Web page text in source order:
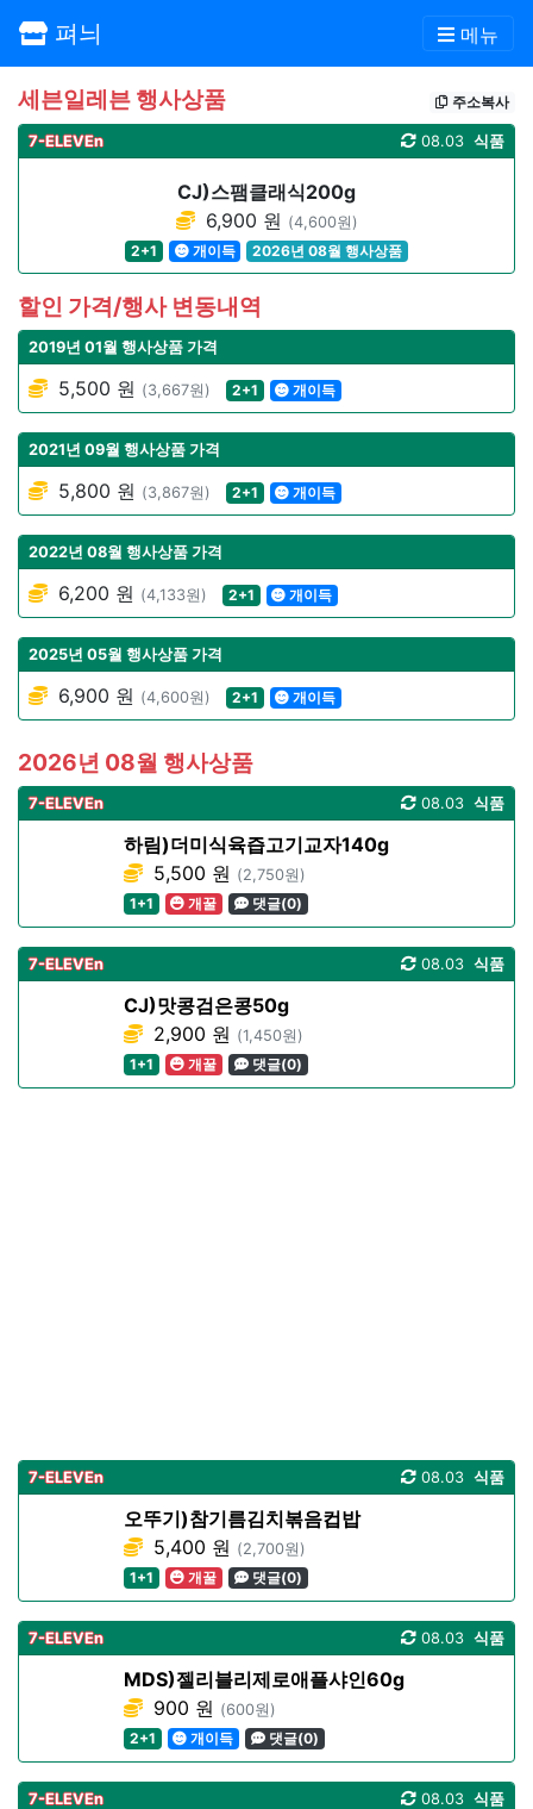
펴늬 메뉴
세븐일레븐 행사상품 주소복사
7-ELEVEn 식품
08.03
CJ)스팸클래식200g
6,900 원 (4,600원)
2+1
개이득 2026년 08월 행사상품
할인 가격/행사 변동내역
2019년 01월 행사상품 가격
5,500 원 (3,667원) 2+1 개이득
2021년 09월 행사상품 가격
5,800 원 (3,867원) 2+1 개이득
2022년 08월 행사상품 가격
6,200 원 (4,133원) 2+1 개이득
2025년 05월 행사상품 가격
6,900 원 (4,600원) 2+1 개이득
2026년 08월 행사상품
7-ELEVEn 식품
08.03
하림)더미식육즙고기교자140g
5,500 원 (2,750원)
1+1
개꿀 댓글(0)
7-ELEVEn 식품
08.03
CJ)맛콩검은콩50g
2,900 원 (1,450원)
1+1
개꿀 댓글(0)
7-ELEVEn 식품
08.03
오뚜기)참기름김치볶음컵밥
5,400 원 (2,700원)
1+1
개꿀 댓글(0)
7-ELEVEn 식품
08.03
MDS)젤리블리제로애플샤인60g
900 원 (600원)
2+1
개이득 댓글(0)
7-ELEVEn 식품
08.03